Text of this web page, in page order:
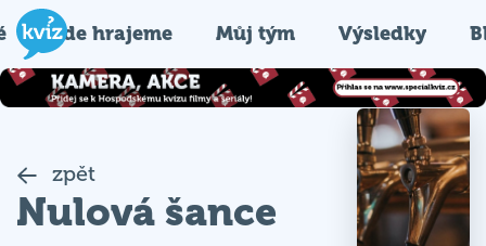
Kde hrajeme Můj tým Výsledky
zpět
Nulová šance